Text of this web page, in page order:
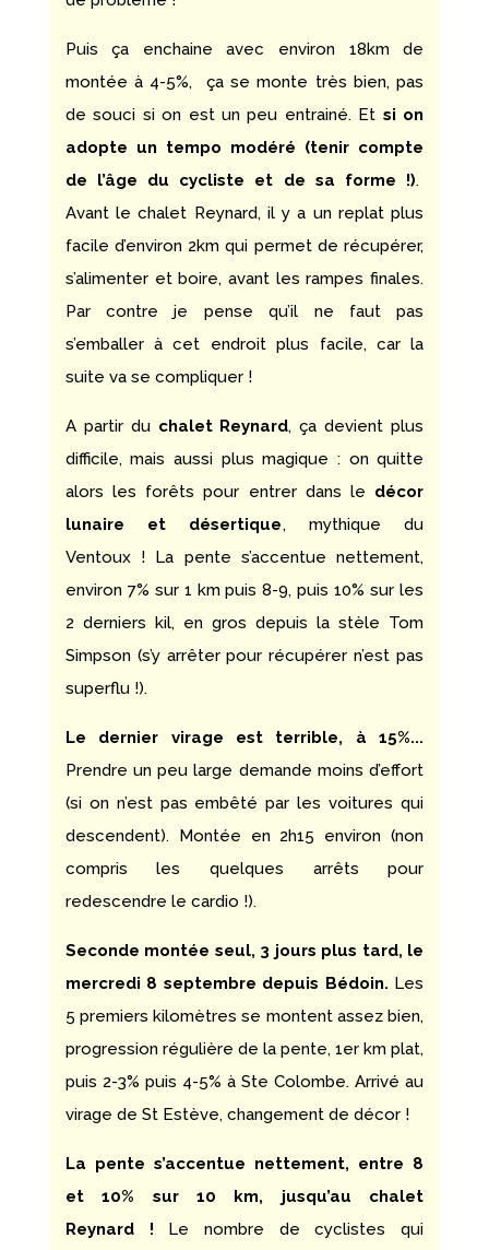
Puis ça enchaine avec environ 18km de
montée à 4-5%, ça se monte très bien, pas
de souci si on est un peu entrainé. Et si on
adopte un tempo modéré (tenir compte
de l’âge du cycliste et de sa forme !).
Avant le chalet Reynard, il y a un replat plus
facile d’environ 2km qui permet de récupérer,
s’alimenter et boire, avant les rampes finales.
Par contre je pense qu’il ne faut pas
s’emballer à cet endroit plus facile, car la
suite va se compliquer !
A partir du chalet Reynard, ça devient plus
difficile, mais aussi plus magique : on quitte
alors les forêts pour entrer dans le décor
lunaire et désertique, mythique du
Ventoux ! La pente s’accentue nettement,
environ 7% sur 1 km puis 8-9, puis 10% sur les
2 derniers kil, en gros depuis la stèle Tom
Simpson (s’y arrêter pour récupérer n’est pas
superflu !).
Le dernier virage est terrible, à 15%...
Prendre un peu large demande moins d’effort
(si on n’est pas embêté par les voitures qui
descendent). Montée en 2h15 environ (non
compris les quelques arrêts pour
redescendre le cardio !).
Seconde montée seul, 3 jours plus tard, le
mercredi 8 septembre depuis Bédoin. Les
5 premiers kilomètres se montent assez bien,
progression régulière de la pente, 1er km plat,
puis 2-3% puis 4-5% à Ste Colombe. Arrivé au
virage de St Estève, changement de décor !
La pente s’accentue nettement, entre 8
et 10% sur 10 km, jusqu’au chalet
Reynard ! Le nombre de cyclistes qui